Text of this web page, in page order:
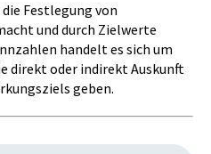
Festlegung von
und durch Zielwerte
handelt es sich um
direkt oder indirekt Auskunft
geben.